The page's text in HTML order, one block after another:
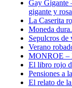
Gay Gigante
gigante y
La Caserita
Moneda
Sepulcros
Verano
MONROE
El libro rojo
Pensiones a
El relato de